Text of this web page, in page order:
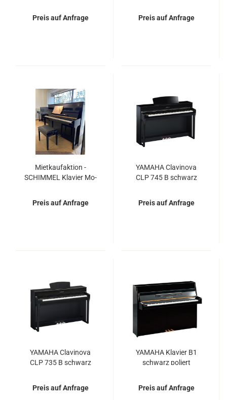
Preis auf Anfrage Preis auf Anfrage
Miet­kauf­ak­ti­on -
SCHIM­MEL Kla­vier Mo­
Preis auf Anfrage
YA­MA­HA Cla­vi­no­va
CLP 745 B schwarz
Preis auf Anfrage
YA­MA­HA Cla­vi­no­va
CLP 735 B schwarz
Preis auf Anfrage
YA­MA­HA Kla­vier B1
schwarz po­liert
Preis auf Anfrage